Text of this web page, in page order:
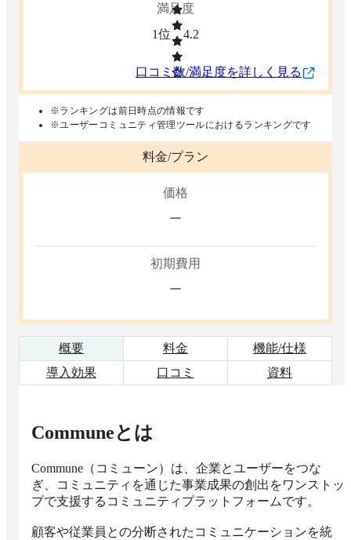
満足度
1位
4.2
口コミ数/満足度を詳しく見る
※ランキングは前日時点の情報です
※ユーザーコミュニティ管理ツールにおけるランキングです
料金/プラン
価格
ー
初期費用
ー
概要 料金
機能/仕様
導入効果
口コミ 資料
Communeとは
Commune（コミューン）は、企業とユーザーをつな
ぎ、コミュニティを通じた事業成果の創出をワンストッ
プで支援するコミュニティプラットフォームです。
顧客や従業員との分断されたコミュニケーションを統